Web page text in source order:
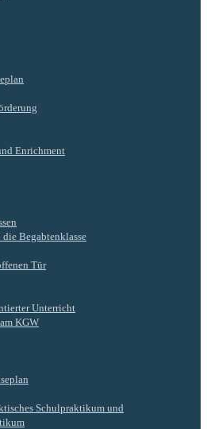
Enrichment
Begabtenklasse
Tür
Unterricht
KGW
Schulpraktikum und